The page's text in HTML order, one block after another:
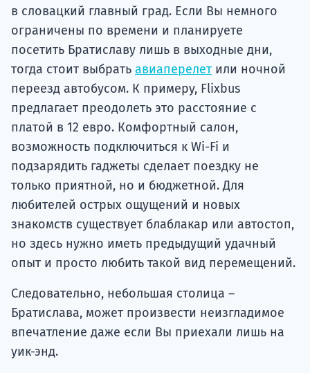
в словацкий главный град. Если Вы немного
ограничены по времени и планируете
посетить Братиславу лишь в выходные дни,
тогда стоит выбрать авиаперелет или ночной
переезд автобусом. К примеру, Flixbus
предлагает преодолеть это расстояние с
платой в 12 евро. Комфортный салон,
возможность подключиться к Wi-Fi и
подзарядить гаджеты сделает поездку не
только приятной, но и бюджетной. Для
любителей острых ощущений и новых
знакомств существует блаблакар или автостоп,
но здесь нужно иметь предыдущий удачный
опыт и просто любить такой вид перемещений.
Следовательно, небольшая столица –
Братислава, может произвести неизгладимое
впечатление даже если Вы приехали лишь на
уик-энд.